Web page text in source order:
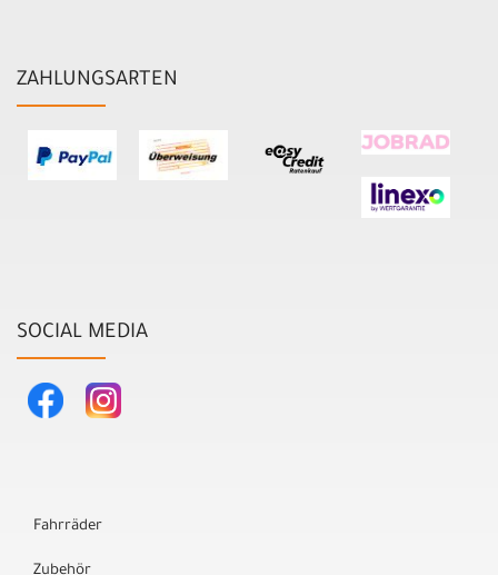
ZAHLUNGSARTEN
SOCIAL MEDIA
Fahrräder
Zubehör